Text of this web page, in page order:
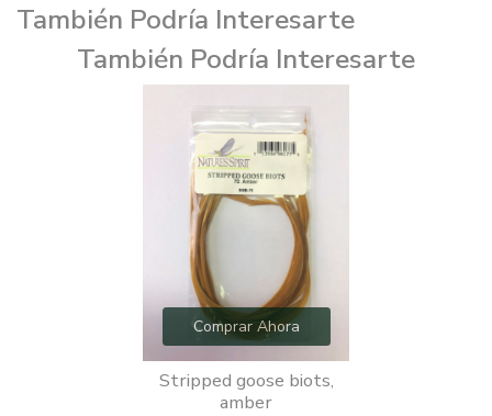
También Podría Interesarte
También Podría Interesarte
Comprar Ahora
Stripped goose biots,
amber